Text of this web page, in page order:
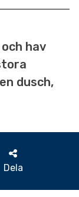
hav
dusch,
Dela